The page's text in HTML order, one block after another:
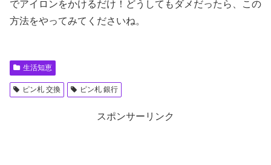
でアイロンをかけるだけ！どうしてもダメだったら、この
方法をやってみてくださいね。
生活知恵
ピン札 交換 ピン札 銀行
スポンサーリンク